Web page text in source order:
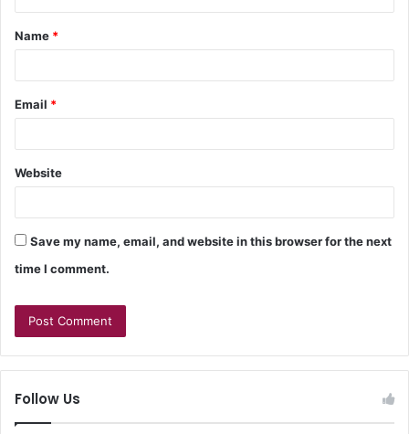
Name *
Email *
Website
Save my name, email, and website in this browser for the next
time I comment.
Follow Us